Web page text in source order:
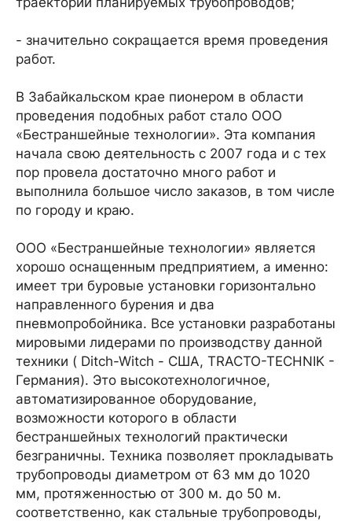
- значительно сокращается время проведения
работ.
В Забайкальском крае пионером в области
проведения подобных работ стало ООО
«Бестраншейные технологии». Эта компания
начала свою деятельность с 2007 года и с тех
пор провела достаточно много работ и
выполнила большое число заказов, в том числе
по городу и краю.
ООО «Бестраншейные технологии» является
хорошо оснащенным предприятием, а именно:
имеет три буровые установки горизонтально
направленного бурения и два
пневмопробойника. Все установки разработаны
мировыми лидерами по производству данной
техники ( Ditch-Witch - США, TRACTO-TECHNIK -
Германия). Это высокотехнологичное,
автоматизированное оборудование,
возможности которого в области
бестраншейных технологий практически
безграничны. Техника позволяет прокладывать
трубопроводы диаметром от 63 мм до 1020
мм, протяженностью от 300 м. до 50 м.
соответственно, как стальные трубопроводы,